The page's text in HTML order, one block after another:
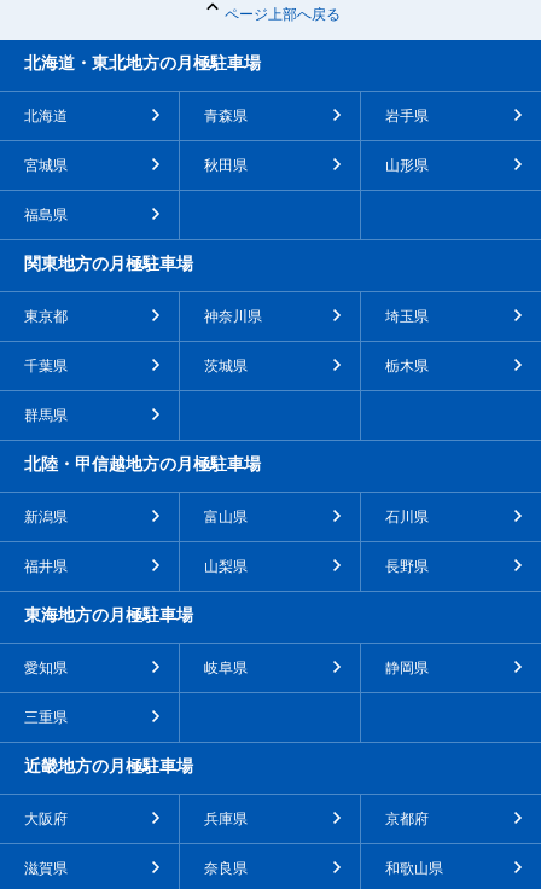
ページ上部へ戻る
北海道・東北地方の月極駐車場
北海道 青森県 岩手県
宮城県 秋田県 山形県
福島県
関東地方の月極駐車場
東京都 神奈川県 埼玉県
千葉県 茨城県 栃木県
群馬県
北陸・甲信越地方の月極駐車場
新潟県 富山県 石川県
福井県 山梨県 長野県
東海地方の月極駐車場
愛知県 岐阜県 静岡県
三重県
近畿地方の月極駐車場
大阪府 兵庫県 京都府
滋賀県 奈良県 和歌山県